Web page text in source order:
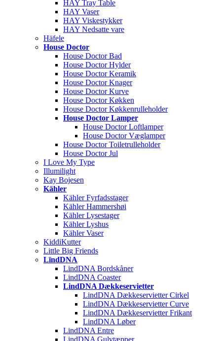
HAY Tray Table
HAY Vaser
HAY Viskestykker
HAY Nedsatte vare
Häfele
House Doctor
House Doctor Bad
House Doctor Hylder
House Doctor Keramik
House Doctor Knager
House Doctor Kurve
House Doctor Køkken
House Doctor Køkkenrulleholder
House Doctor Lamper
House Doctor Loftlamper
House Doctor Væglamper
House Doctor Toiletrulleholder
House Doctor Jul
I Love My Type
Illumilight
Kay Bojesen
Kähler
Kähler Fyrfadsstager
Kähler Hammershøi
Kähler Lysestager
Kähler Lyshus
Kähler Vaser
KiddiKutter
Little Big Friends
LïndDNA
LindDNA Bordskåner
LindDNA Coaster
LindDNA Dækkeservietter
LindDNA Dækkeservietter Cirkel
LindDNA Dækkeservietter Curve
LindDNA Dækkeservietter Frikant
LindDNA Løber
LindDNA Entre
LindDNA Gulvtæpper